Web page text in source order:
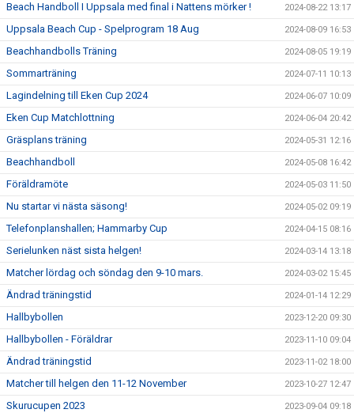
Beach Handboll I Uppsala med final i Nattens mörker ! 2024-08-22 13:17
Uppsala Beach Cup - Spelprogram 18 Aug 2024-08-09 16:53
Beachhandbolls Träning 2024-08-05 19:19
Sommarträning 2024-07-11 10:13
Lagindelning till Eken Cup 2024 2024-06-07 10:09
Eken Cup Matchlottning 2024-06-04 20:42
Gräsplans träning 2024-05-31 12:16
Beachhandboll 2024-05-08 16:42
Föräldramöte 2024-05-03 11:50
Nu startar vi nästa säsong! 2024-05-02 09:19
Telefonplanshallen; Hammarby Cup 2024-04-15 08:16
Serielunken näst sista helgen! 2024-03-14 13:18
Matcher lördag och söndag den 9-10 mars. 2024-03-02 15:45
Ändrad träningstid 2024-01-14 12:29
Hallbybollen 2023-12-20 09:30
Hallbybollen - Föräldrar 2023-11-10 09:04
Ändrad träningstid 2023-11-02 18:00
Matcher till helgen den 11-12 November 2023-10-27 12:47
Skurucupen 2023 2023-09-04 09:18